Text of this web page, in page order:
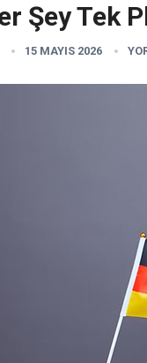
Şey Tek
15 MAYIS 2026